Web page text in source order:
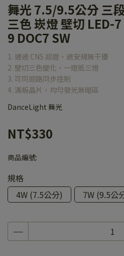
舞光 7.5/9.5公分 三
三色 崁燈 壁切 LED-
9 DOC7 SW
1. 通過 CNS 認證，過安規無干擾
2. 壁切三色變化，一燈抵三燈
3. 可同迴路同步控制
4. 滿板晶片，均勻發光無暗區
DanceLight 舞光
NT$330
商品編號:
規格
4W (7.5公分)
7W (9.5公